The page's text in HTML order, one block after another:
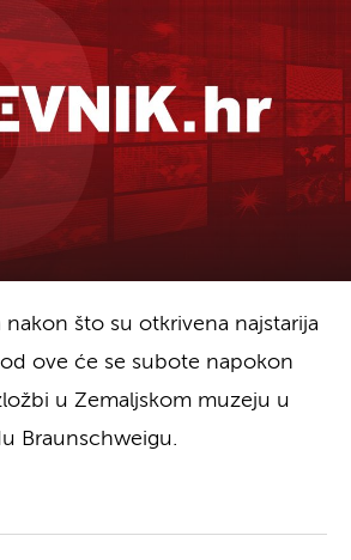
nakon što su otkrivena najstarija
ove će se subote napokon
u Zemaljskom muzeju u
Braunschweigu.